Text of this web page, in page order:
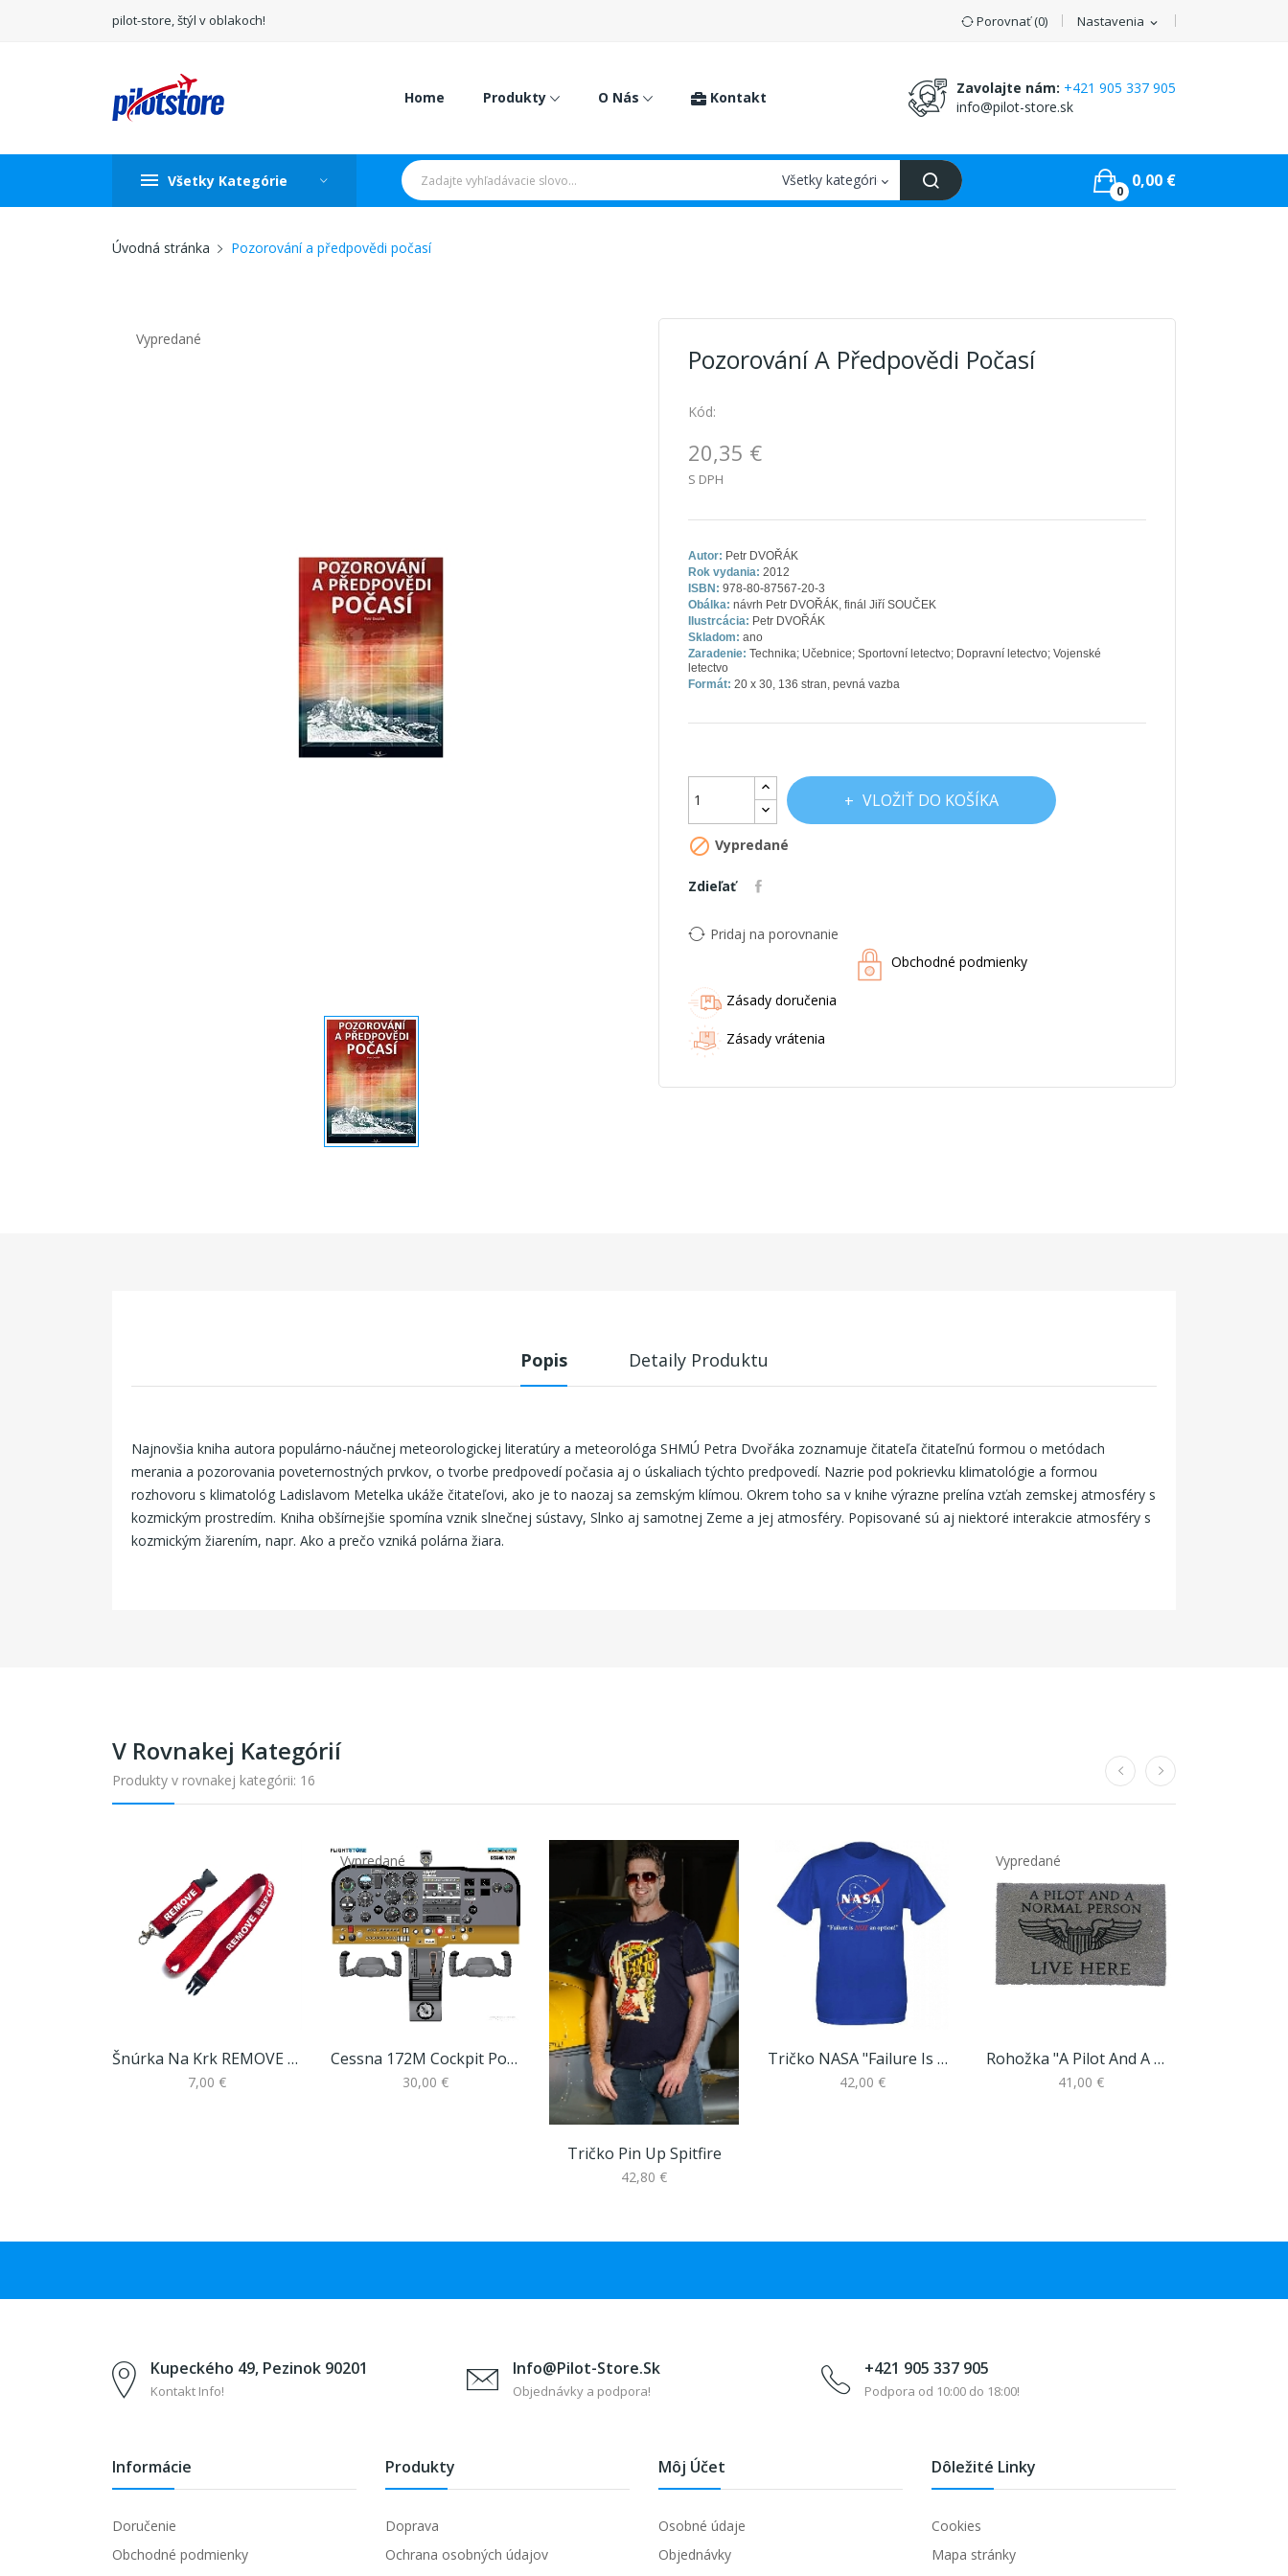
Nastavenia expand_more
Porovnať (0)
pilot-store, štýl v oblakoch!
Home Produkty O Nás Kontakt
Zavolajte nám: +421 905 337 905
info@pilot-store.sk
Všetky Kategórie
0
0,00 €
Úvodná stránka Pozorování a předpovědi počasí
Vypredané
Pozorování A Předpovědi Počasí
Kód:
20,35 €
S DPH
Autor: Petr DVOŘÁK
Rok vydania: 2012
ISBN: 978-80-87567-20-3
Obálka: návrh Petr DVOŘÁK, finál Jiří SOUČEK
Ilustrcácia: Petr DVOŘÁK
Skladom: ano
Zaradenie: Technika; Učebnice; Sportovní letectvo; Dopravní letectvo; Vojenské
letectvo
Formát: 20 x 30, 136 stran, pevná vazba
VLOŽIŤ DO KOŠÍKA
 Vypredané
Zdieľať
Pridaj na porovnanie
Obchodné podmienky
Zásady doručenia
Zásady vrátenia
Popis Detaily Produktu
Najnovšia kniha autora populárno-náučnej meteorologickej literatúry a meteorológa SHMÚ Petra Dvořáka zoznamuje čitateľa čitateľnú formou o metódach
merania a pozorovania poveternostných prvkov, o tvorbe predpovedí počasia aj o úskaliach týchto predpovedí. Nazrie pod pokrievku klimatológie a formou
rozhovoru s klimatológ Ladislavom Metelka ukáže čitateľovi, ako je to naozaj sa zemským klímou. Okrem toho sa v knihe výrazne prelína vzťah zemskej atmosféry s
kozmickým prostredím. Kniha obšírnejšie spomína vznik slnečnej sústavy, Slnko aj samotnej Zeme a jej atmosféry. Popisované sú aj niektoré interakcie atmosféry s
kozmickým žiarením, napr. Ako a prečo vzniká polárna žiara.
V Rovnakej Kategórií
Produkty v rovnakej kategórii: 16
Šnúrka Na Krk REMOVE BEFORE FLIGHT Tm. Červená
7,00 €
Vypredané
Cessna 172M Cockpit Poster
30,00 €
Tričko Pin Up Spitfire
42,80 €
Tričko NASA "failure Is Not Option"
42,00 €
Vypredané
Rohožka "A Pilot And A Normal Person Live Here"
41,00 €
Kupeckého 49, Pezinok 90201
Kontakt Info!
Info@pilot-Store.sk
Objednávky a podpora!
+421 905 337 905
Podpora od 10:00 do 18:00!
Informácie
Doručenie
Obchodné podmienky
Produkty
Doprava
Ochrana osobných údajov
Môj Účet
Osobné údaje
Objednávky
Dôležité Linky
Cookies
Mapa stránky